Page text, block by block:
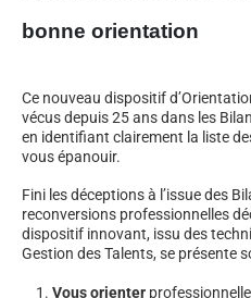
bonne orientation
Ce nouveau dispositif
vécus depuis 25 ans dans les
en identifiant clairement la liste
vous épanouir.
Fini les déceptions à l’issue des
reconversions professionnelles
dispositif innovant, issu des
Gestion des Talents, se présente
Vous orienter